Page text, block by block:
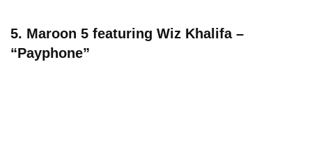
5. Maroon 5 featuring Wiz Khalifa –
“Payphone”